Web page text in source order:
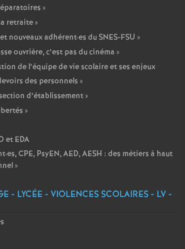
»
retraite»
nouveaux adhérent·es du SNES-FSU »
ouvrière, c’est pas du cinéma »
de l’équipe de vie scolaire et ses enjeux
des personnels »
d’établissement»
»
et EDA
·es, CPE, PsyEN, AED, AESH : des métiers à haut
»
- LYCÉE - VIOLENCES SCOLAIRES - LV -